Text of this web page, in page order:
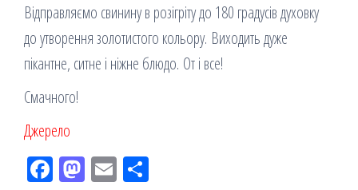
Відправляємо свинину в розігріту до 180 градусів духовку
до утворення золотистого кольору. Виходить дуже
пікантне, ситне і ніжне блюдо. От і все!
Смачного!
Джерело
Fac M Em